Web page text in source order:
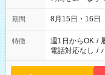
期間 8月15日・16日
特徴 週1日からOK /
電話対応なし /